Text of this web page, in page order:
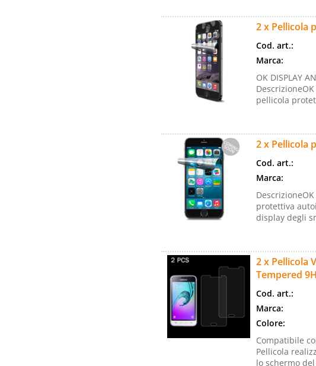
2 x Pellicola
Cod. art.:
Marca:
OK DISPLAY
DescrizioneOK
pellicola
2 x Pellicola
Cod. art.:
Marca:
DescrizioneOK
protettiva
display degli
2 x Pellicola
Tempered
Cod. art.:
Marca:
Colore:
Compatibile
Pellicola
lo schermo